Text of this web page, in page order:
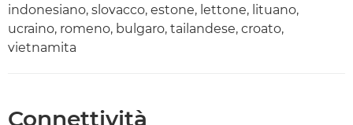
indonesiano, slovacco, estone, lettone, lituano,
ucraino, romeno, bulgaro, tailandese, croato,
vietnamita
Connettività